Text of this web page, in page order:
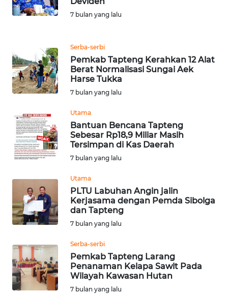
7 bulan yang lalu
Serba-serbi
Pemkab Tapteng Kerahkan 12 Alat
Berat Normalisasi Sungai Aek
Harse Tukka
7 bulan yang lalu
Utama
Bantuan Bencana Tapteng
Sebesar Rp18,9 Miliar Masih
Tersimpan di Kas Daerah
7 bulan yang lalu
Utama
PLTU Labuhan Angin jalin
Kerjasama dengan Pemda Sibolga
dan Tapteng
7 bulan yang lalu
Serba-serbi
Pemkab Tapteng Larang
Penanaman Kelapa Sawit Pada
Wilayah Kawasan Hutan
7 bulan yang lalu
WN
PADANG
LAWAS
SUMEDANG
WN
CIANJUR
WN
KEPULAUAN
SERIBU
TANGERANG
WN
BINJAI